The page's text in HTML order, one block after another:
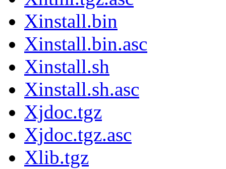
Xinstall.bin
Xinstall.bin.asc
Xinstall.sh
Xinstall.sh.asc
Xjdoc.tgz
Xjdoc.tgz.asc
Xlib.tgz